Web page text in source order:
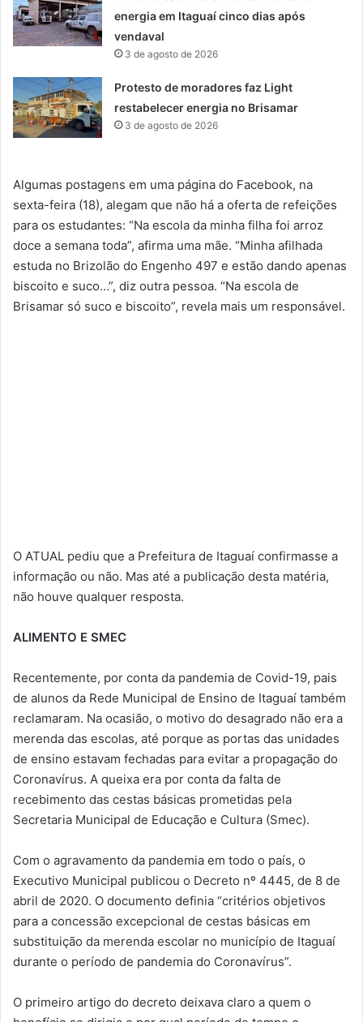
energia em Itaguaí cinco dias após
vendaval
3 de agosto de 2026
Protesto de moradores faz Light
restabelecer energia no Brisamar
3 de agosto de 2026
Algumas postagens em uma página do Facebook, na
sexta-feira (18), alegam que não há a oferta de refeições
para os estudantes: “Na escola da minha filha foi arroz
doce a semana toda”, afirma uma mãe. “Minha afilhada
estuda no Brizolão do Engenho 497 e estão dando apenas
biscoito e suco…”, diz outra pessoa. “Na escola de
Brisamar só suco e biscoito”, revela mais um responsável.
O ATUAL pediu que a Prefeitura de Itaguaí confirmasse a
informação ou não. Mas até a publicação desta matéria,
não houve qualquer resposta.
ALIMENTO E SMEC
Recentemente, por conta da pandemia de Covid-19, pais
de alunos da Rede Municipal de Ensino de Itaguaí também
reclamaram. Na ocasião, o motivo do desagrado não era a
merenda das escolas, até porque as portas das unidades
de ensino estavam fechadas para evitar a propagação do
Coronavírus. A queixa era por conta da falta de
recebimento das cestas básicas prometidas pela
Secretaria Municipal de Educação e Cultura (Smec).
Com o agravamento da pandemia em todo o país, o
Executivo Municipal publicou o Decreto nº 4445, de 8 de
abril de 2020. O documento definia “critérios objetivos
para a concessão excepcional de cestas básicas em
substituição da merenda escolar no município de Itaguaí
durante o período de pandemia do Coronavírus”.
O primeiro artigo do decreto deixava claro a quem o